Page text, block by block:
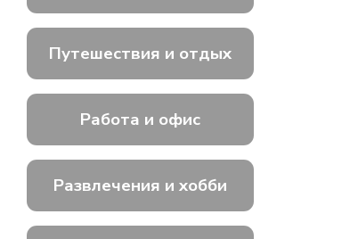
Путешествия и отдых
Работа и офис
Развлечения и хобби